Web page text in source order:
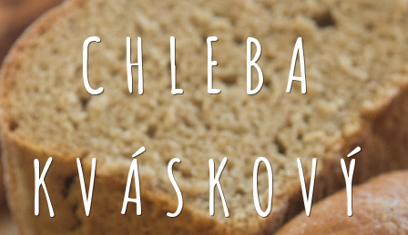
CHLEBA
KVÁSKOVÝ